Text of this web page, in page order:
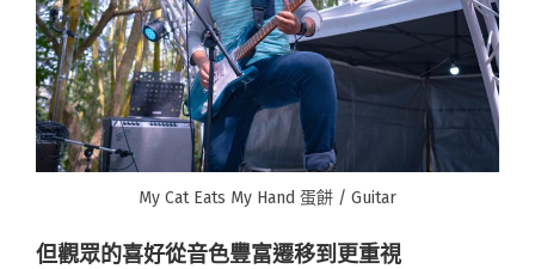
My Cat Eats My Hand 蛋餅 / Guitar
但觀眾的喜好從音色豐富遷移到更重視